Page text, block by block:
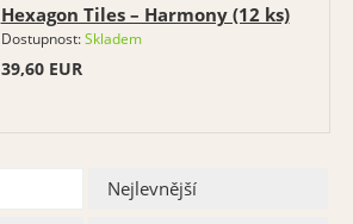
Hexagon Tiles – Harmony (12 ks)
Dostupnost:Skladem
39,60 EUR
Nejlevnější